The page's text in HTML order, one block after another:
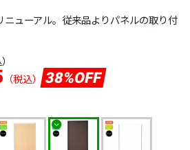
ューアル。従来品よりパネルの取り付
（税込） 38%OFF